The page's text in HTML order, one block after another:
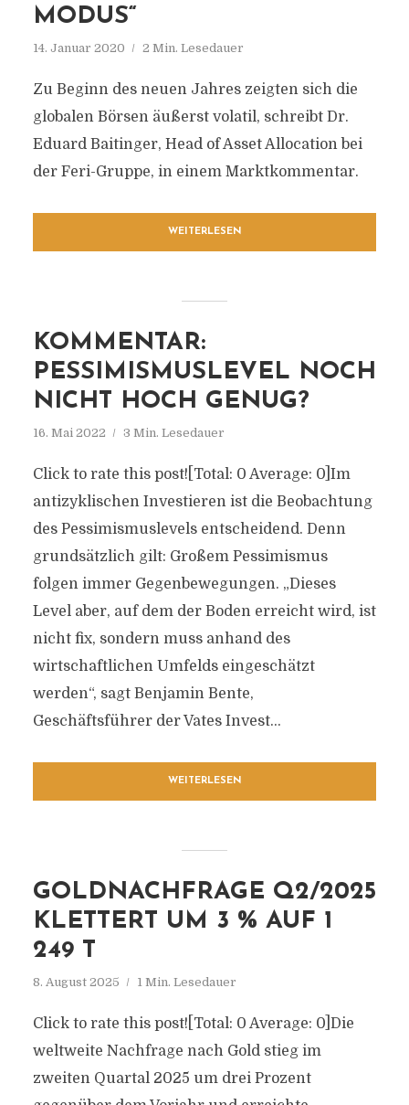
MODUS“
14. Januar 2020 2 Min. Lesedauer
Zu Beginn des neuen Jahres zeigten sich die
globalen Börsen äußerst volatil, schreibt Dr.
Eduard Baitinger, Head of Asset Allocation bei
der Feri-Gruppe, in einem Marktkommentar.
WEITERLESEN
KOMMENTAR:
PESSIMISMUSLEVEL NOCH
NICHT HOCH GENUG?
16. Mai 2022 3 Min. Lesedauer
Click to rate this post![Total: 0 Average: 0]Im
antizyklischen Investieren ist die Beobachtung
des Pessimismuslevels entscheidend. Denn
grundsätzlich gilt: Großem Pessimismus
folgen immer Gegenbewegungen. „Dieses
Level aber, auf dem der Boden erreicht wird, ist
nicht fix, sondern muss anhand des
wirtschaftlichen Umfelds eingeschätzt
werden“, sagt Benjamin Bente,
Geschäftsführer der Vates Invest...
WEITERLESEN
GOLDNACHFRAGE Q2/2025
KLETTERT UM 3 % AUF 1
249 T
8. August 2025 1 Min. Lesedauer
Click to rate this post![Total: 0 Average: 0]Die
weltweite Nachfrage nach Gold stieg im
zweiten Quartal 2025 um drei Prozent